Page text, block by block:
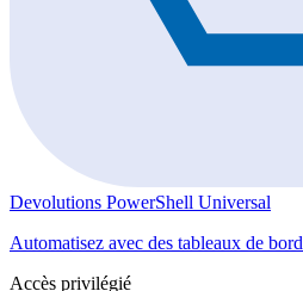
Devolutions PowerShell Universal
Automatisez avec des tableaux de
Accès privilégié